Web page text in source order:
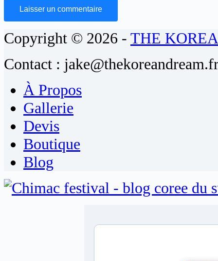
Laisser un commentaire
Copyright © 2026 - THE
Contact :
À Propos
Gallerie
Devis
Boutique
Blog